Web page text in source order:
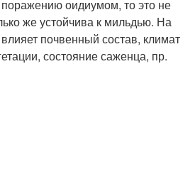
поражению оидиумом, то это не
же устойчива к мильдью. На
почвенный состав, климат
состояние саженца, пр.